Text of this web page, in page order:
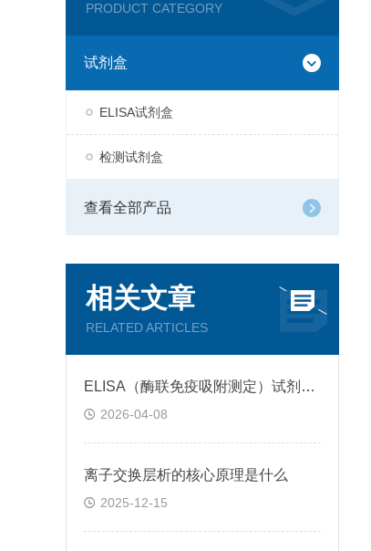
PRODUCT CATEGORY
试剂盒
ELISA试剂盒
检测试剂盒
查看全部产品
相关文章
RELATED ARTICLES
ELISA（酶联免疫吸附测定）试剂盒原理类型检测方法
2026-04-08
离子交换层析的核心原理是什么
2025-12-15